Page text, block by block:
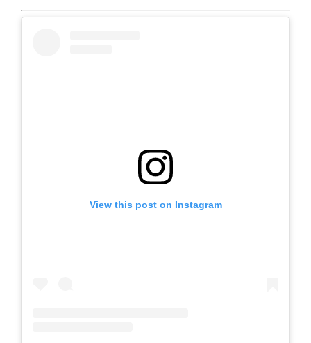
View this post on Instagram